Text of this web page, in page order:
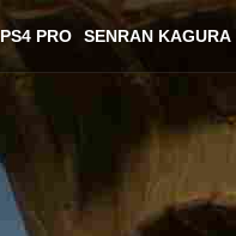
PS4 PRO SENRAN KAGURA